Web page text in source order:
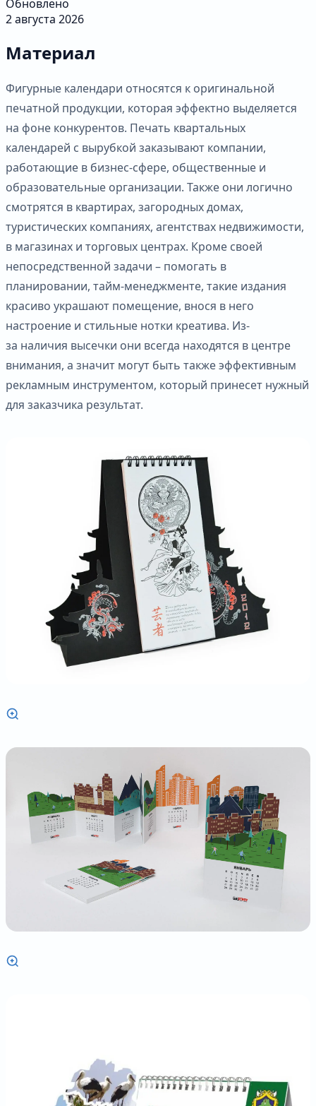
Обновлено
2 августа 2026
Материал
Фигурные календари относятся к оригинальной
печатной продукции, которая эффектно выделяется
на фоне конкурентов. Печать квартальных
календарей с вырубкой заказывают компании,
работающие в бизнес-сфере, общественные и
образовательные организации. Также они логично
смотрятся в квартирах, загородных домах,
туристических компаниях, агентствах недвижимости,
в магазинах и торговых центрах. Кроме своей
непосредственной задачи – помогать в
планировании, тайм-менеджменте, такие издания
красиво украшают помещение, внося в него
настроение и стильные нотки креатива. Из-
за наличия высечки они всегда находятся в центре
внимания, а значит могут быть также эффективным
рекламным инструментом, который принесет нужный
для заказчика результат.